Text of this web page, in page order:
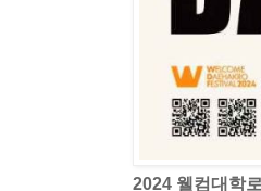
2024 웰컴대학